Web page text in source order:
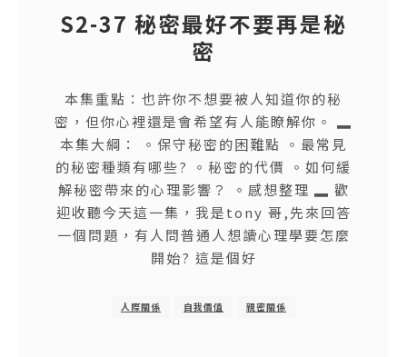
S2-37 秘密最好不要再是秘
密
本集重點：也許你不想要被人知道你的秘
密，但你心裡還是會希望有人能瞭解你。 ▂
本集大綱： 。保守秘密的困難點 。最常見
的秘密種類有哪些? 。秘密的代價 。如何緩
解秘密帶來的心理影響？ 。感想整理 ▂ 歡
迎收聽今天這一集，我是tony 哥,先來回答
一個問題，有人問普通人想讀心理學要怎麼
開始? 這是個好
人際關係 自我價值 親密關係